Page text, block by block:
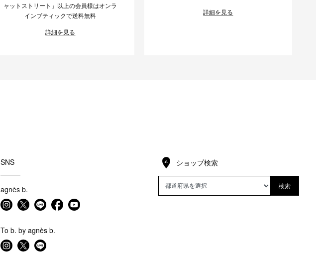
ャットストリート」以上の会員様はオンラ
インブティックで送料無料
詳細を見る
詳細を見る
SNS
agnès b.
To b. by agnès b.
ショップ検索
検索